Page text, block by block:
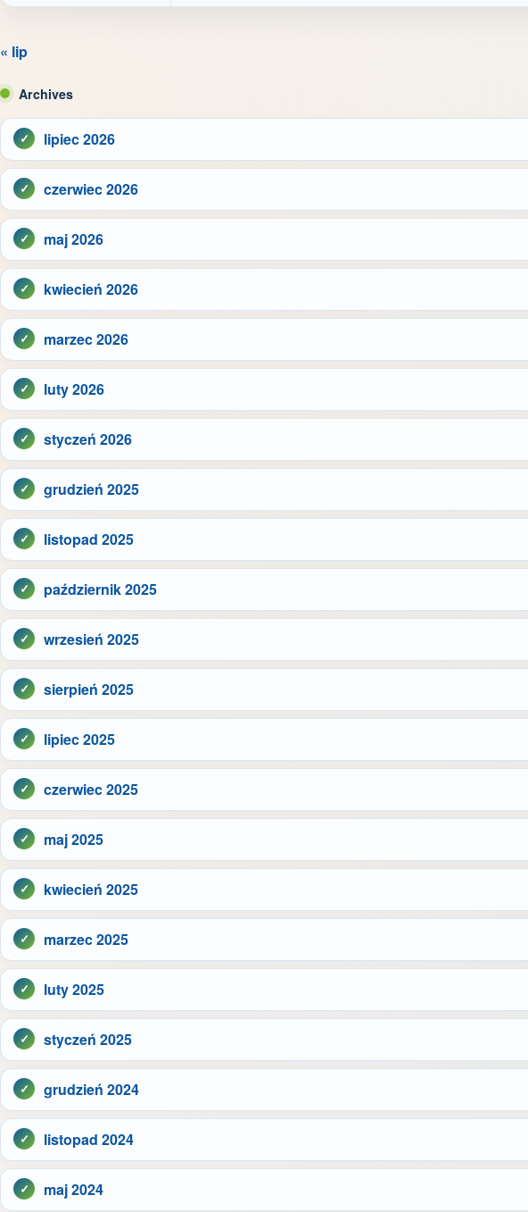
« lip
Archives
lipiec 2026
czerwiec 2026
maj 2026
kwiecień 2026
marzec 2026
luty 2026
styczeń 2026
grudzień 2025
listopad 2025
październik 2025
wrzesień 2025
sierpień 2025
lipiec 2025
czerwiec 2025
maj 2025
kwiecień 2025
marzec 2025
luty 2025
styczeń 2025
grudzień 2024
listopad 2024
maj 2024